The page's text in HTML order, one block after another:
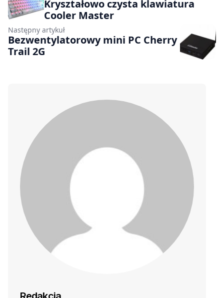
Kryształowo czysta klawiatura
Cooler Master
Następny artykuł
Bezwentylatorowy mini PC Cherry
Trail 2G